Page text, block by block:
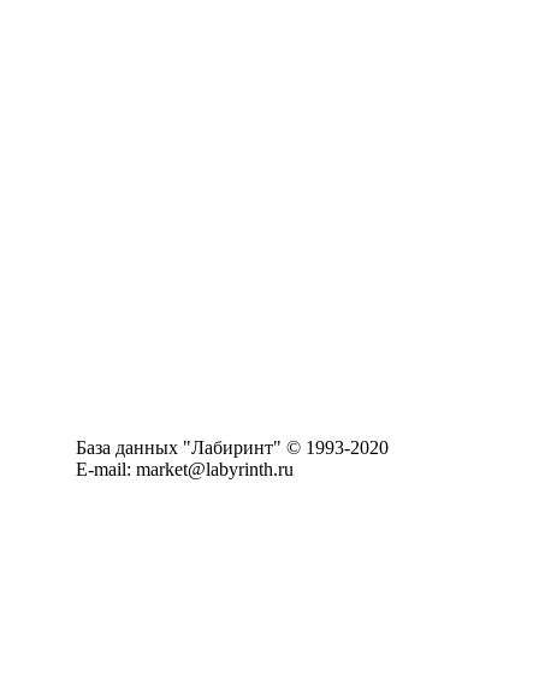
База данных "Лабиринт" © 1993-2020
E-mail: market@labyrinth.ru